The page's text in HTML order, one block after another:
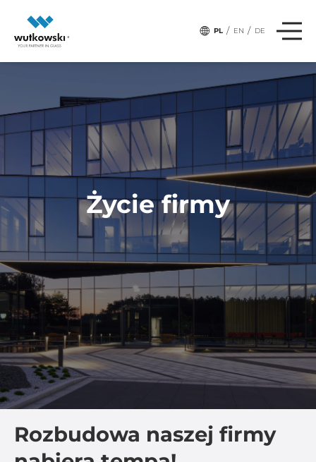
PL / EN / DE
Życie firmy
Rozbudowa naszej firmy